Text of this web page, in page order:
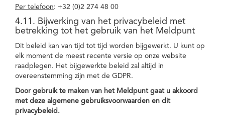
Per telefoon: +32 (0)2 274 48 00
4.11. Bijwerking van het privacybeleid met
betrekking tot het gebruik van het Meldpunt
Dit beleid kan van tijd tot tijd worden bijgewerkt. U kunt op
elk moment de meest recente versie op onze website
raadplegen. Het bijgewerkte beleid zal altijd in
overeenstemming zijn met de GDPR.
Door gebruik te maken van het Meldpunt gaat u akkoord
met deze algemene gebruiksvoorwaarden en dit
privacybeleid.